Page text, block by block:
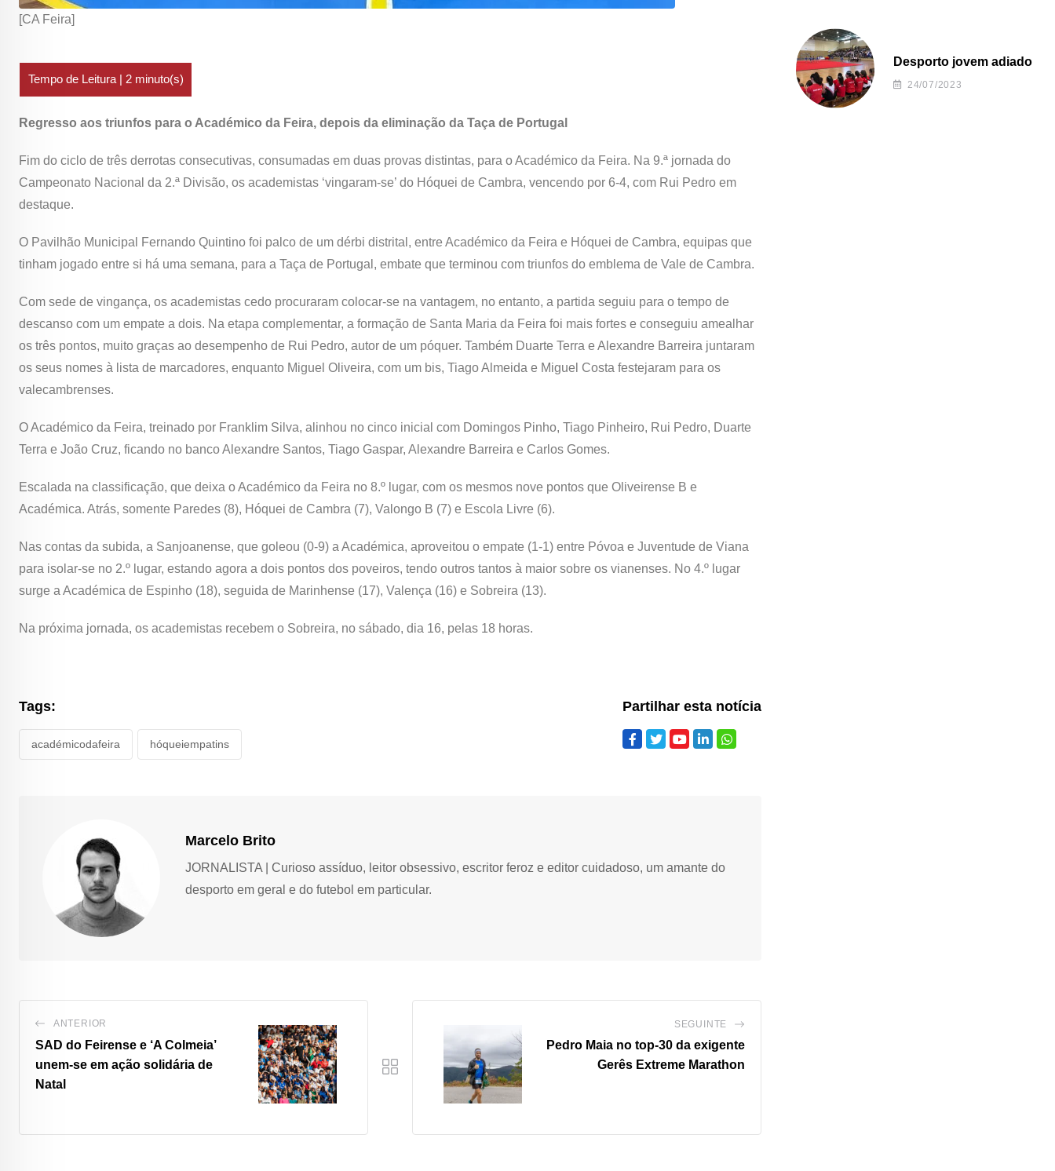
[CA Feira]
Regresso aos triunfos para o Académico da Feira, depois da eliminação da Taça de Portugal
Fim do ciclo de três derrotas consecutivas, consumadas em duas provas distintas, para o Académico da Feira. Na 9.ª jornada do
Campeonato Nacional da 2.ª Divisão, os academistas ‘vingaram-se’ do Hóquei de Cambra, vencendo por 6-4, com Rui Pedro em
destaque.
O Pavilhão Municipal Fernando Quintino foi palco de um dérbi distrital, entre Académico da Feira e Hóquei de Cambra, equipas que
tinham jogado entre si há uma semana, para a Taça de Portugal, embate que terminou com triunfos do emblema de Vale de Cambra.
Com sede de vingança, os academistas cedo procuraram colocar-se na vantagem, no entanto, a partida seguiu para o tempo de
descanso com um empate a dois. Na etapa complementar, a formação de Santa Maria da Feira foi mais fortes e conseguiu amealhar
os três pontos, muito graças ao desempenho de Rui Pedro, autor de um póquer. Também Duarte Terra e Alexandre Barreira juntaram
os seus nomes à lista de marcadores, enquanto Miguel Oliveira, com um bis, Tiago Almeida e Miguel Costa festejaram para os
valecambrenses.
O Académico da Feira, treinado por Franklim Silva, alinhou no cinco inicial com Domingos Pinho, Tiago Pinheiro, Rui Pedro, Duarte
Terra e João Cruz, ficando no banco Alexandre Santos, Tiago Gaspar, Alexandre Barreira e Carlos Gomes.
Escalada na classificação, que deixa o Académico da Feira no 8.º lugar, com os mesmos nove pontos que Oliveirense B e
Académica. Atrás, somente Paredes (8), Hóquei de Cambra (7), Valongo B (7) e Escola Livre (6).
Nas contas da subida, a Sanjoanense, que goleou (0-9) a Académica, aproveitou o empate (1-1) entre Póvoa e Juventude de Viana
para isolar-se no 2.º lugar, estando agora a dois pontos dos poveiros, tendo outros tantos à maior sobre os vianenses. No 4.º lugar
surge a Académica de Espinho (18), seguida de Marinhense (17), Valença (16) e Sobreira (13).
Na próxima jornada, os academistas recebem o Sobreira, no sábado, dia 16, pelas 18 horas.
Tags:
académicodafeira hóqueiempatins
Partilhar esta notícia
Marcelo Brito
JORNALISTA | Curioso assíduo, leitor obsessivo, escritor feroz e editor cuidadoso, um amante do
desporto em geral e do futebol em particular.
ANTERIOR
SAD do Feirense e ‘A Colmeia’
unem-se em ação solidária de
Natal
SEGUINTE
Pedro Maia no top-30 da exigente
Gerês Extreme Marathon
Desporto jovem adiado
24/07/2023